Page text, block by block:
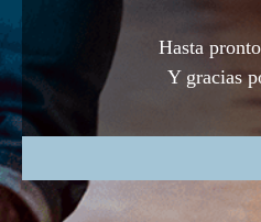
Hasta
Y gracias